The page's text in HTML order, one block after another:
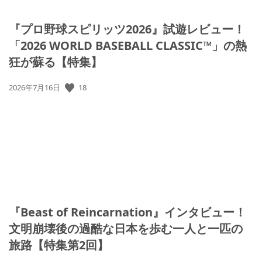
『プロ野球スピリッツ2026』試遊レビュー！
「2026 WORLD BASEBALL CLASSIC™」の熱
狂が蘇る【特集】
公
2026年7月16日 18
『Beast of Reincarnation』インタビュー！
文明崩壊後の過酷な日本を歩む一人と一匹の
旅路【特集第2回】